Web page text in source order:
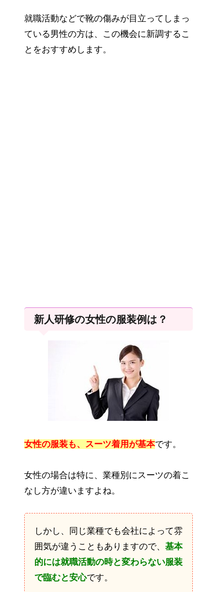
就職活動などで靴の傷みが目立ってしまっ
ている男性の方は、この機会に新調するこ
とをおすすめします。
新人研修の女性の服装例は？
女性の服装も、スーツ着用が基本です。
女性の場合は特に、業種別にスーツの着こ
なし方が違いますよね。
しかし、同じ業種でも会社によって雰
囲気が違うこともありますので、 基本
的には就職活動の時と変わらない服装
で臨むと安心です。